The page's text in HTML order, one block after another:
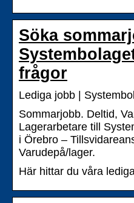
Söka
frågor
Lediga jobb |
Sommarjobb. Deltid,
Lagerarbetare till
i Örebro –
Varudepå/lager.
Här hittar du våra